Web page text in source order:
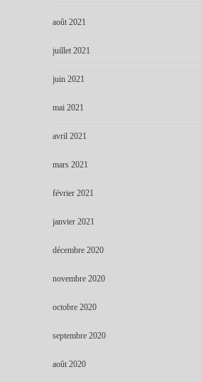
août 2021
juillet 2021
juin 2021
mai 2021
avril 2021
mars 2021
février 2021
janvier 2021
décembre 2020
novembre 2020
octobre 2020
septembre 2020
août 2020